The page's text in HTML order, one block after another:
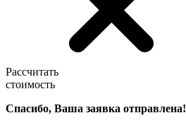
Рассчитать
стоимость
Спасибо, Ваша заявка отправлена!